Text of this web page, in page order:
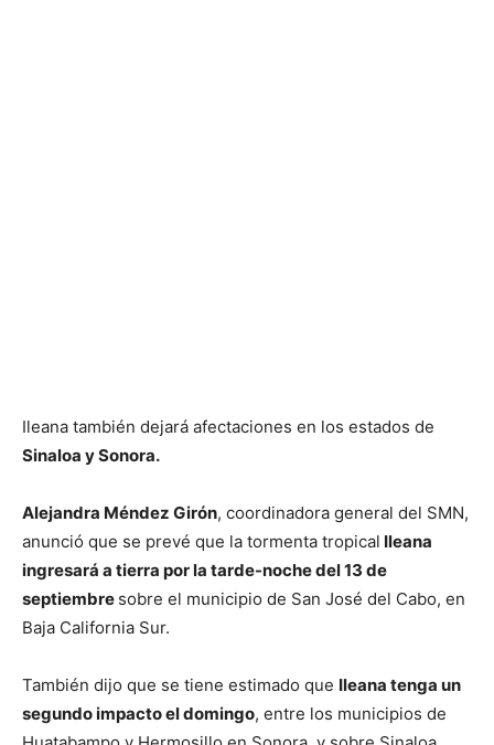
Ileana también dejará afectaciones en los estados de
Sinaloa y Sonora.
Alejandra Méndez Girón, coordinadora general del SMN,
anunció que se prevé que la tormenta tropical Ileana
ingresará a tierra por la tarde-noche del 13 de
septiembre sobre el municipio de San José del Cabo, en
Baja California Sur.
También dijo que se tiene estimado que Ileana tenga un
segundo impacto el domingo, entre los municipios de